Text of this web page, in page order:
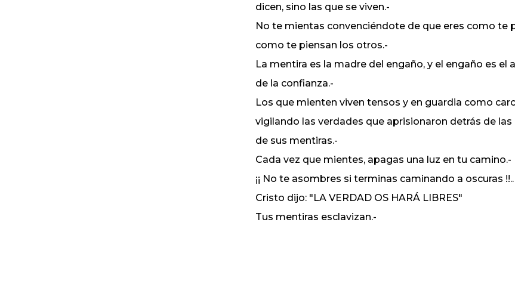
dicen, sino las que se viven.-
No te mientas convenciéndote de que eres como te
como te piensan los otros.-
La mentira es la madre del engaño, y el engaño es el
de la confianza.-
Los que mienten viven tensos y en guardia como
vigilando las verdades que aprisionaron detrás de las
de sus mentiras.-
Cada vez que mientes, apagas una luz en tu camino.-
¡¡ No te asombres si terminas caminando a oscuras !!..
Cristo dijo: "LA VERDAD OS HARÁ LIBRES"
Tus mentiras esclavizan.-